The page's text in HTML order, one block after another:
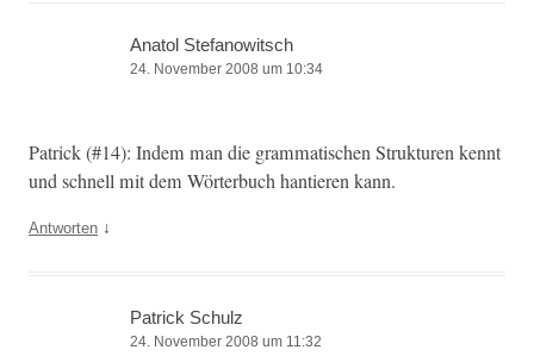
Anatol Stefanowitsch
24. November 2008 um 10:34
Patrick (#14): Indem man die gram­ma­tis­chen Struk­turen ken­nt
und schnell mit dem Wörter­buch hantieren kann.
Antworten ↓
Patrick Schulz
24. November 2008 um 11:32